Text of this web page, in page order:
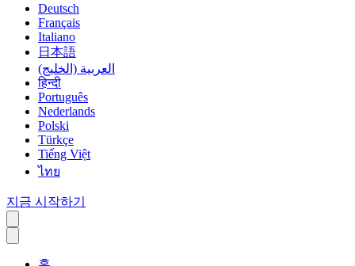
Deutsch
Français
Italiano
日本語
العربية (الخليج)
हिन्दी
Português
Nederlands
Polski
Türkçe
Tiếng Việt
ไทย
지금 시작하기